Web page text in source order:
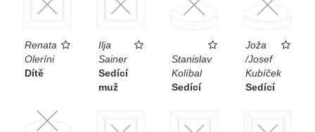
Renata
Oleríni
Dítě
Ilja
Sainer
Sedící
muž
Stanislav
Kolíbal
Sedící
Joža
/Josef
Kubíček
Sedící